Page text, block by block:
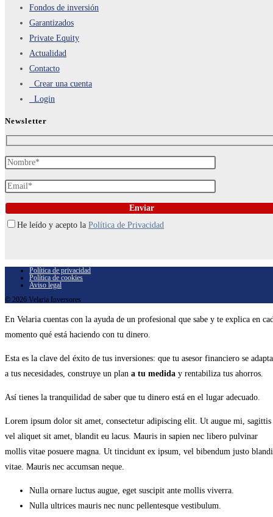
Fondos de inversión
Garantizados
Private Equity
Actualidad
Contacto
Crear una cuenta
Login
Newsletter
He leído y acepto la Política de Privacidad
Política de privacidad
Política de cookies
Aviso legal
© 2026 Velaria Inversores
En Velaria cuentas con la ayuda de un profesional que sabe y te explica en
momento qué está haciendo con tu dinero.
Esta es la clave del éxito de tus inversiones: que tu asesor financiero se adapta
a tus necesidades, construye un plan a tu medida y rentabiliza tus ahorros.
Así tienes la tranquilidad de saber que tu dinero está en el lugar adecuado.
Lorem ipsum dolor sit amet, consectetur adipiscing elit. Ut augue mi, sagittis
vel aliquet sit amet, blandit eu lacus. Mauris in sapien nec libero pulvinar
mollis vitae posuere magna. Ut tincidunt ex ipsum, vel bibendum justo
vitae. Mauris nec accumsan neque.
Nulla ornare luctus augue, eget suscipit ante mollis viverra.
Nulla ultrices mauris nec nunc pellentesque vestibulum.